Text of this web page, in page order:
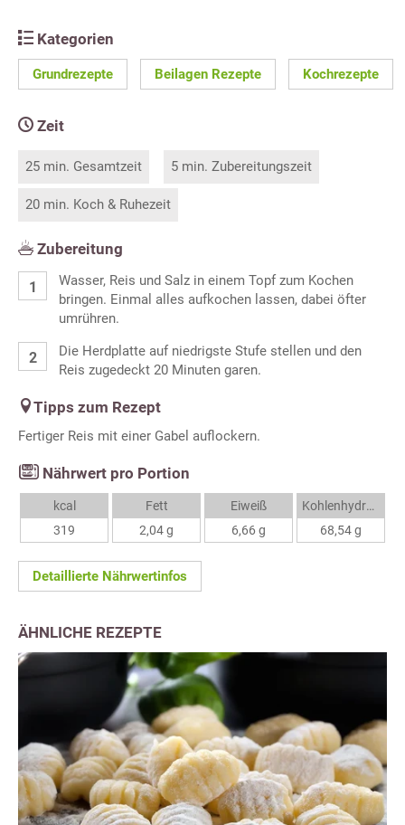
Kategorien
Grundrezepte Beilagen Rezepte Kochrezepte
Zeit
25 min. Gesamtzeit 5 min. Zubereitungszeit
20 min. Koch & Ruhezeit
Zubereitung
Wasser, Reis und Salz in einem Topf zum Kochen
bringen. Einmal alles aufkochen lassen, dabei öfter
umrühren.
Die Herdplatte auf niedrigste Stufe stellen und den
Reis zugedeckt 20 Minuten garen.
Tipps zum Rezept
Fertiger Reis mit einer Gabel auflockern.
Nährwert pro Portion
kcal
319
Fett
2,04 g
Eiweiß
6,66 g
Kohlenhydrate
68,54 g
Detaillierte Nährwertinfos
ÄHNLICHE REZEPTE